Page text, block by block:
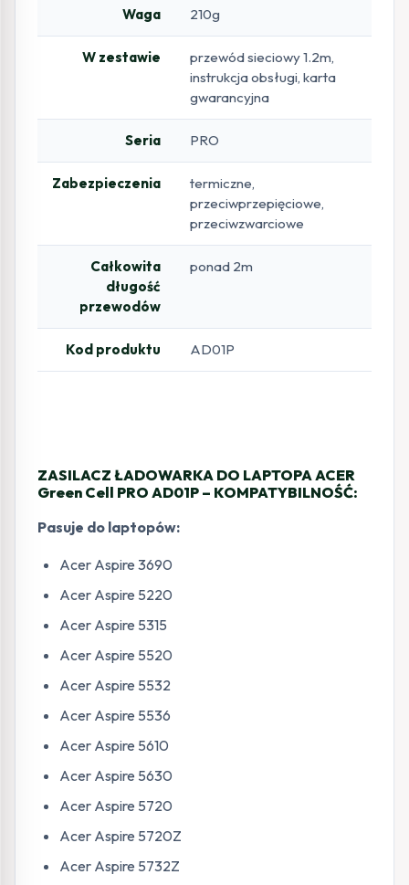
Waga 210g
W zestawie
przewód sieciowy 1.2m,
instrukcja obsługi, karta
gwarancyjna
Seria PRO
Zabezpieczenia
termiczne,
przeciwprzepięciowe,
przeciwzwarciowe
Całkowita
długość
przewodów
ponad 2m
Kod produktu AD01P
ZASILACZ ŁADOWARKA DO LAPTOPA ACER
Green Cell PRO AD01P – KOMPATYBILNOŚĆ:
Pasuje do laptopów:
Acer Aspire 3690
Acer Aspire 5220
Acer Aspire 5315
Acer Aspire 5520
Acer Aspire 5532
Acer Aspire 5536
Acer Aspire 5610
Acer Aspire 5630
Acer Aspire 5720
Acer Aspire 5720Z
Acer Aspire 5732Z